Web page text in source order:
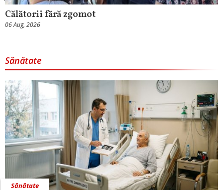
Călătorii fără zgomot
06 Aug, 2026
Sănătate
Sănătate